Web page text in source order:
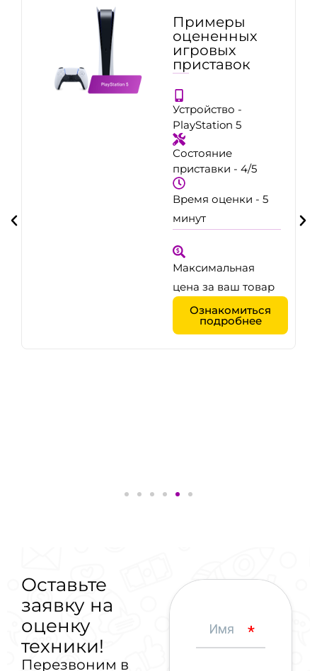
Примеры
оцененных
игровых
приставок
Устройство -
PlayStation 5
Состояние
приставки - 4/5
Время оценки - 5
минут
Максимальная
цена за ваш товар
Ознакомиться
подробнее
Оставьте
заявку на
оценку
техники!
Перезвоним в